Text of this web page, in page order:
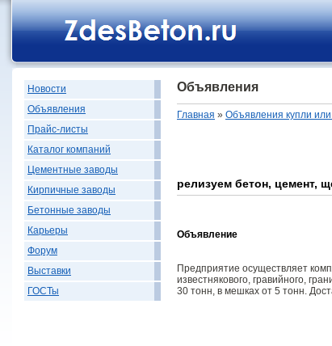
Новости
Объявления
Прайс-листы
Каталог компаний
Цементные заводы
Кирпичные заводы
Бетонные заводы
Карьеры
Форум
Выставки
ГОСТы
Объявления
Главная » Объявления купли
релизуем бетон, цемент,
Объявление
Предприятие осуществляет
известнякового, гравийного,
30 тонн, в мешках от 5 тонн.